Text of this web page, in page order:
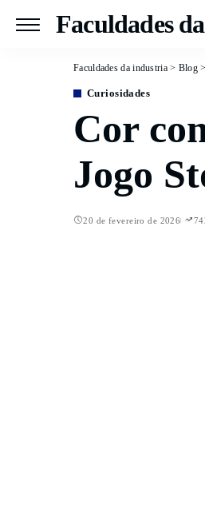
Faculdades
Faculdades da industria> Blog >
Curiosidades
Cor
Jogo
20 de fevereiro de 2026